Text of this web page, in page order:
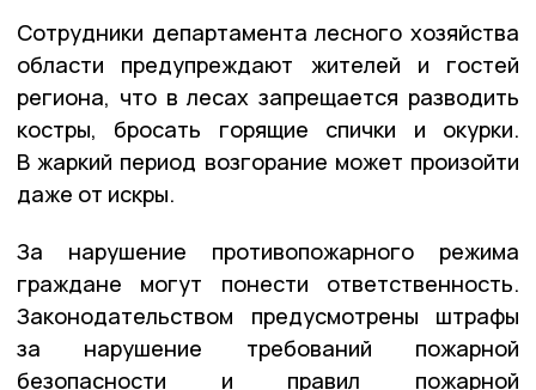
Сотрудники департамента лесного хозяйства
области предупреждают жителей и гостей
региона, что в лесах запрещается разводить
костры, бросать горящие спички и окурки.
В жаркий период возгорание может произойти
даже от искры.
За нарушение противопожарного режима
граждане могут понести ответственность.
Законодательством предусмотрены штрафы
за нарушение требований пожарной
безопасности и правил пожарной